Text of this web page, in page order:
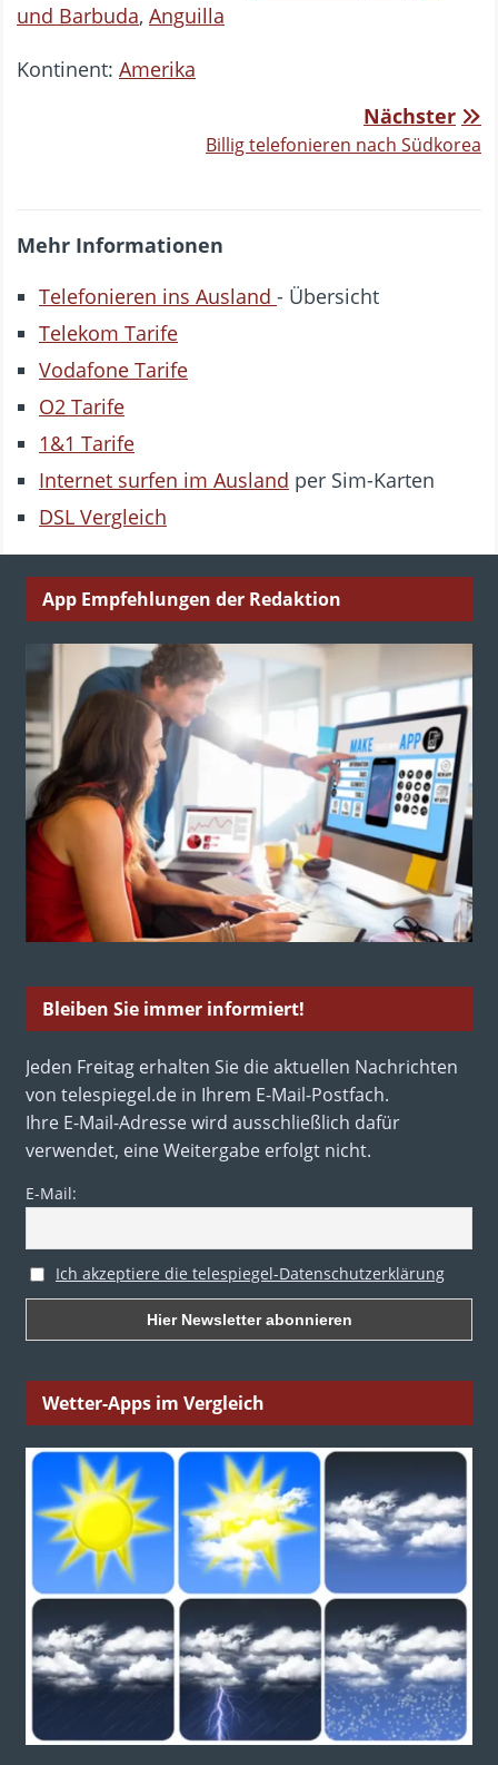
und Barbuda, Anguilla
Kontinent: Amerika
Nächster
Billig telefonieren nach Südkorea
Mehr Informationen
Telefonieren ins Ausland - Übersicht
Telekom Tarife
Vodafone Tarife
O2 Tarife
1&1 Tarife
Internet surfen im Ausland per Sim-Karten
DSL Vergleich
App Empfehlungen der Redaktion
Bleiben Sie immer informiert!
Jeden Freitag erhalten Sie die aktuellen Nachrichten
von telespiegel.de in Ihrem E-Mail-Postfach.
Ihre E-Mail-Adresse wird ausschließlich dafür
verwendet, eine Weitergabe erfolgt nicht.
E-Mail:
Ich akzeptiere die telespiegel-Datenschutzerklärung
Wetter-Apps im Vergleich